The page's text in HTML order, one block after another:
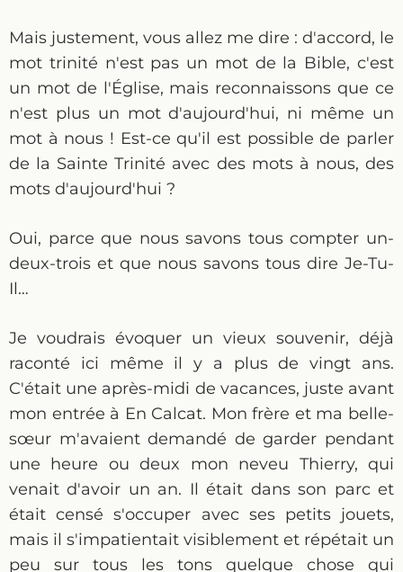
Mais justement, vous allez me dire : d'accord, le
mot trinité n'est pas un mot de la Bible, c'est
un mot de l'Église, mais reconnaissons que ce
n'est plus un mot d'aujourd'hui, ni même un
mot à nous ! Est-ce qu'il est possible de parler
de la Sainte Trinité avec des mots à nous, des
mots d'aujourd'hui ?
Oui, parce que nous savons tous compter un-
deux-trois et que nous savons tous dire Je-Tu-
Il…
Je voudrais évoquer un vieux souvenir, déjà
raconté ici même il y a plus de vingt ans.
C'était une après-midi de vacances, juste avant
mon entrée à En Calcat. Mon frère et ma belle-
sœur m'avaient demandé de garder pendant
une heure ou deux mon neveu Thierry, qui
venait d'avoir un an. Il était dans son parc et
était censé s'occuper avec ses petits jouets,
mais il s'impatientait visiblement et répétait un
peu sur tous les tons quelque chose qui